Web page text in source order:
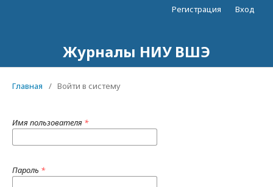
Журналы НИУ ВШЭ
Регистрация Вход
Главная / Войти в систему
Имя пользователя *
Пароль *